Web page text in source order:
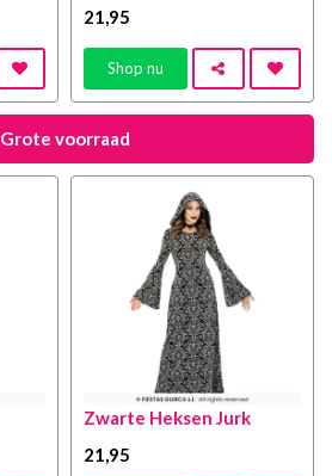
21,95
Shop nu
Grote voorraad
Zwarte Heksen Jurk
21,95